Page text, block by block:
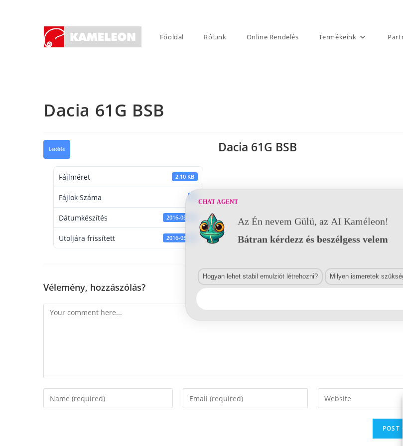
Főoldal Rólunk Online Rendelés Termékeink
Dacia 61G BSB
Letöltés
Fájlméret 2.10 KB
Fájlok Száma
Dátumkészítés 2016-05-30
Utoljára frissített 2016-05-30
Dacia 61G BSB
Vélemény, hozzászólás?
Comment
Enter
your
Enter
your
Enter
your
CHAT AGENT
Az Én nevem Gülü, az AI Kaméleon!
Bátran kérdezz és beszélgess velem
Hogyan lehet stabil emulziót létrehozni? Milyen ismeretek